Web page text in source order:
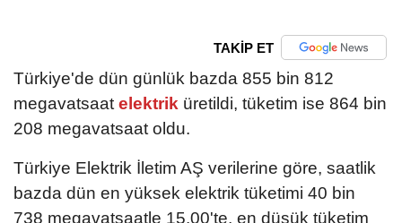
TAKİP ET
Türkiye'de dün günlük bazda 855 bin 812
megavatsaatelektrik üretildi, tüketim ise 864 bin
208 megavatsaat oldu.
Türkiye Elektrik İletim AŞ verilerine göre, saatlik
bazda dün en yüksek elektrik tüketimi 40 bin
738 megavatsaatle 15.00'te, en düşük tüketim